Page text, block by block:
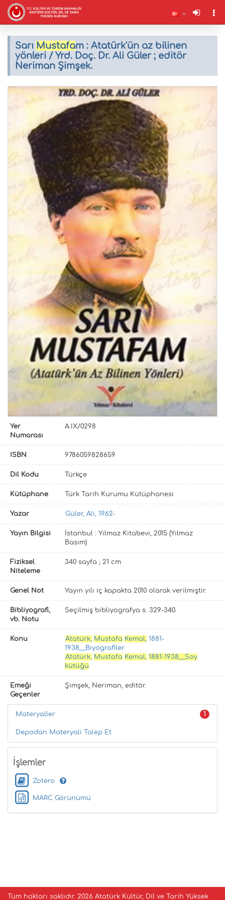
Sarı Mustafam : Atatürk'ün az bilinen
yönleri / Yrd. Doç. Dr. Ali Güler ; editör
Neriman Şimşek.
Yer
Numarası
A.IX/0298
ISBN 9786059828659
Dil Kodu Türkçe
Kütüphane Türk Tarih Kurumu Kütüphanesi
Yazar Güler, Ali, 1962-
Yayın Bilgisi
İstanbul : Yılmaz Kitabevi, 2015 (Yılmaz
Basım)
Fiziksel
Niteleme
340 sayfa ; 21 cm
Genel Not Yayın yılı iç kapakta 2010 olarak verilmiştir.
Bibliyografi,
vb. Notu
Seçilmiş bibliyografya s. 329-340.
Konu Atatürk, Mustafa Kemal,1881-
1938__Biyografiler.
Atatürk, Mustafa Kemal, 1881-1938__Soy
kütüğü.
Emeği
Geçenler
Şimşek, Neriman, editör.
1
Materyaller
Depodan Materyali Talep Et
İşlemler
Zotero
MARC Görünümü
Tüm hakları saklıdır. 2026 Atatürk Kültür, Dil ve Tarih Yüksek